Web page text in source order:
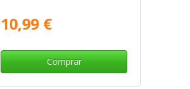
10,99 €
Comprar